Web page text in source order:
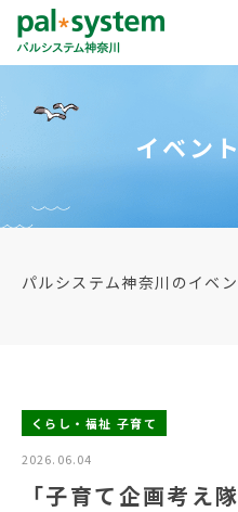
イベン
パルシステム神奈川のイベ
くらし・福祉 子育て
2026.06.04
「子育て企画考え